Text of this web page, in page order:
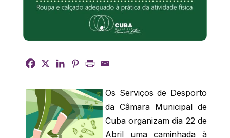
Os Serviços de Desporto
da Câmara Municipal de
Cuba organizam dia 22 de
Abril uma caminhada à